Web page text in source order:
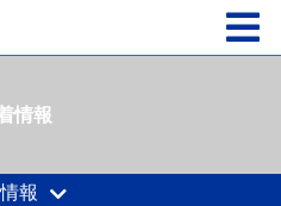
情報
報